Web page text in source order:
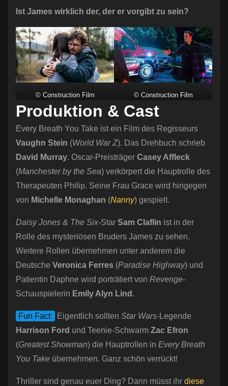
Ist James wirklich der, der er vorgibt zu sein?
© Construction Film © Construction Film
Produktion & Cast
Every Breath You Take ist ein Film des Regisseurs
Vaughn Stein (World War Z). Das Drehbuch schrieb
David Murray. Oscar-Preisträger Casey Affleck
(Manchester by the Sea) verkörpert die Hauptrolle des
Therapeuten Philip. Seine Frau Grace wird hingegen
von Michelle Monaghan (Nanny) gespielt.
Daisy Jones & The Six-Star Sam Claflin ist in der
Rolle des mysteriösen Bruders James zu sehen.
Weitere Rollen übernehmen unter anderem die
Deutsche Veronica Ferres (Paradise Highway) und
Patientin Daphne wird porträtiert von Revenge-
Schauspielerin Emily Alyn Lind .
Fun Fact: Eigentlich sollten Star Wars-Legende
Harrison Ford und Teenie-Schwarm Zac Efron
(Greatest Showman) die Hauptrollen in Every Breath
You Take übernehmen. Ganz schön verrückt!
Thriller sind genau euer Ding? Dann müsst ihr diese